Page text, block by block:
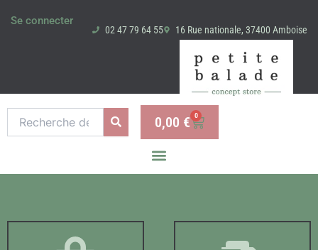
Se connecter
02 47 79 64 55 16 Rue nationale, 37400 Amboise
pour :
0,00 € 0
Panier